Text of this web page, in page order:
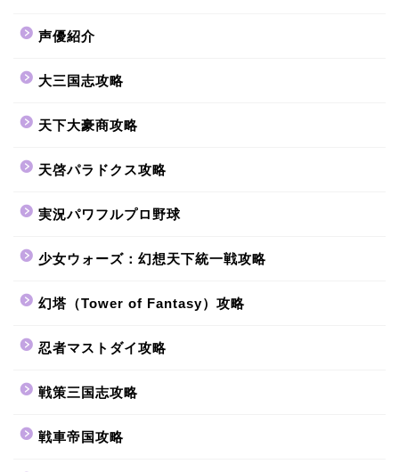
声優紹介
大三国志攻略
天下大豪商攻略
天啓パラドクス攻略
実況パワフルプロ野球
少女ウォーズ：幻想天下統一戦攻略
幻塔（Tower of Fantasy）攻略
忍者マストダイ攻略
戦策三国志攻略
戦車帝国攻略